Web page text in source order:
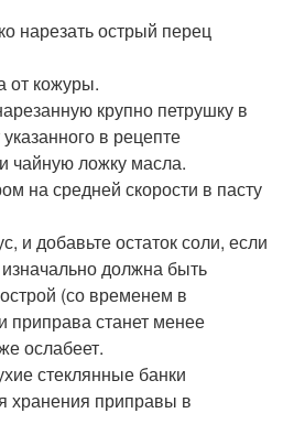
нарезать острый перец
от кожуры.
крупно петрушку в
в рецепте
чайную ложку масла.
на средней скорости в пасту
и добавьте остаток соли, если
должна быть
(со временем в
приправа станет менее
ослабеет.
стеклянные банки
хранения приправы в